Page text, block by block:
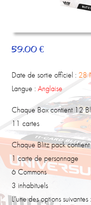
59.00 €
Date de sortie officiel : 28
Langue : Anglaise
Chaque Box contient 12
11 cartes
Chaque Blitz pack
1 carte de personnage
6 Commons
3 inhabituels
L’une des options